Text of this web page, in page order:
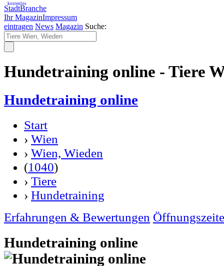
StadtBranche
Ihr MagazinImpressum
kostenlos
eintragen News Magazin Suche:
Hundetraining online - Tiere
Hundetraining online
Start
› Wien
› Wien, Wieden
(1040)
› Tiere
› Hundetraining
Erfahrungen & Bewertungen
Hundetraining online